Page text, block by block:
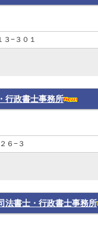
３−３０１
行政書士事務所
６−３
法書士・行政書士事務所